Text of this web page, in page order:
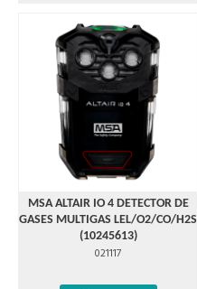
MSA ALTAIR IO 4 DETECTOR DE
GASES MULTIGAS LEL/O2/CO/H2S
(10245613)
021117